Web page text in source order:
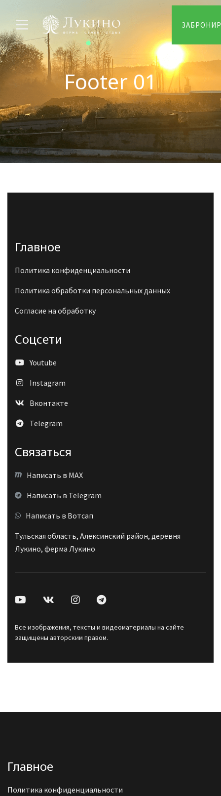
Footer 01
Главное
Политика конфиденциальности
Политика обработки персональных данных
Согласие на обработку
Соцсети
Youtube
Instagram
Вконтакте
Telegram
Связаться
Написать в MAX
Написать в Telegram
Написать в Вотсап
Тульская область, Алексинский район, деревня
Лукино, ферма Лукино
Все изображения, тексты и видеоматериалы на сайте
защищены авторским правом.
Главное
Политика конфиденциальности